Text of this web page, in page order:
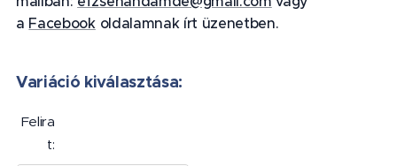
a Facebookoldalamnak írt üzenetben.
Variáció kiválasztása:
Felira
t: